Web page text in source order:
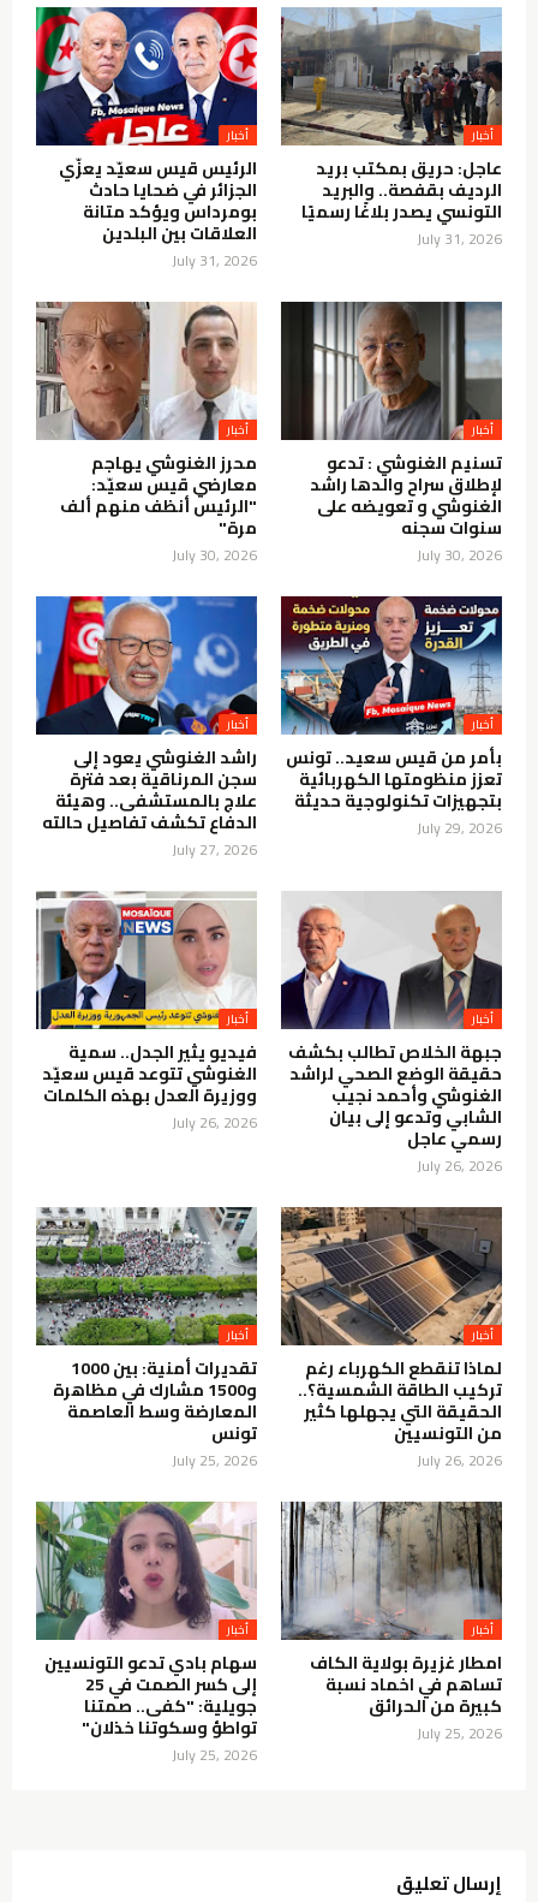
أخبار
عاجل: حريق بمكتب بريد
الرديف بقفصة.. والبريد
التونسي يصدر بلاغًا رسميًا
July 31, 2026
أخبار
الرئيس قيس سعيّد يعزّي
الجزائر في ضحايا حادث
بومرداس ويؤكد متانة
العلاقات بين البلدين
July 31, 2026
أخبار
تسنيم الغنوشي : تدعو
لإطلاق سراح والدها راشد
الغنوشي و تعويضه على
سنوات سجنه
July 30, 2026
أخبار
محرز الغنوشي يهاجم
معارضي قيس سعيّد:
"الرئيس أنظف منهم ألف
مرة"
July 30, 2026
أخبار
بأمر من قيس سعيد.. تونس
تعزز منظومتها الكهربائية
بتجهيزات تكنولوجية حديثة
July 29, 2026
أخبار
راشد الغنوشي يعود إلى
سجن المرناقية بعد فترة
علاج بالمستشفى.. وهيئة
الدفاع تكشف تفاصيل حالته
July 27, 2026
أخبار
جبهة الخلاص تطالب بكشف
حقيقة الوضع الصحي لراشد
الغنوشي وأحمد نجيب
الشابي وتدعو إلى بيان
رسمي عاجل
July 26, 2026
أخبار
فيديو يثير الجدل.. سمية
الغنوشي تتوعد قيس سعيّد
ووزيرة العدل بهذه الكلمات
July 26, 2026
أخبار
لماذا تنقطع الكهرباء رغم
تركيب الطاقة الشمسية؟..
الحقيقة التي يجهلها كثير
من التونسيين
July 26, 2026
أخبار
تقديرات أمنية: بين 1000
و1500 مشارك في مظاهرة
المعارضة وسط العاصمة
تونس
July 25, 2026
أخبار
امطار غزيرة بولاية الكاف
تساهم في اخماد نسبة
كبيرة من الحرائق
July 25, 2026
أخبار
سهام بادي تدعو التونسيين
إلى كسر الصمت في 25
جويلية: "كفى.. صمتنا
تواطؤ وسكوتنا خذلان"
July 25, 2026
إرسال تعليق